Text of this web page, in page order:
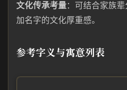
文化传承考量：可结合家族
加名字的文化厚重感。
参考字义与寓意列表